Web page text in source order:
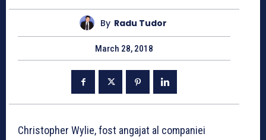
By Radu Tudor
March 28, 2018
Christopher Wylie, fost angajat al companiei